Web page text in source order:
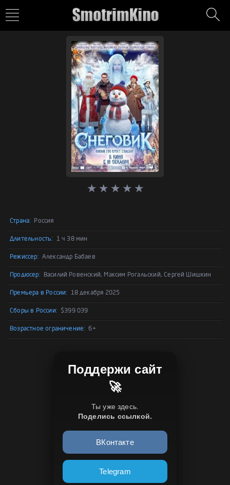
Страна: Россия
Длительность: 1 ч 38 мин
Режиссер: Александр Бабаев
Продюсер: Василий Ровенский, Максим Рогальский, Сергей Шишкин
Премьера в России: 18 декабря 2025
Сборы в России: $399 039
Возрастное ограничение: 6+
Поддержи сайт
🚀
Ты уже здесь.
Поделись ссылкой.
ВКонтакте
Telegram